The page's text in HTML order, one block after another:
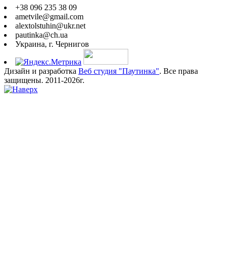
+38 096 235 38 09
ametvile@gmail.com
alextolstuhin@ukr.net
pautinka@ch.ua
Украина, г. Чернигов
Дизайн и разработка Веб студия "Паутинка". Все права
защищены. 2011-2026г.